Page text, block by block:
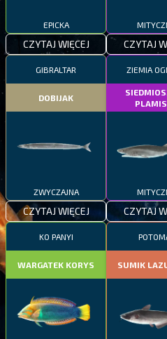
EPICKA
CZYTAJ WIĘCEJ CZYTAJ
GIBRALTAR
DOBIJAK
ZWYCZAJNA
CZYTAJ WIĘCEJ
ZIEMIA
CZYTAJ
KO PANYI
WARGATEK KORYS SUMIK